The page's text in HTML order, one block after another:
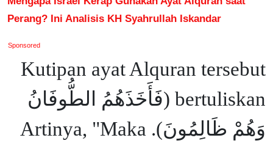
Perang? Ini Analisis KH Syahrullah Iskandar
Sponsored
Kutipan ayat Alquran tersebut
bertuliskan (فَأَخَذَهُمُ الطُّوفَانُ
وَهُمْ ظَالِمُونَ). Artinya, "Maka